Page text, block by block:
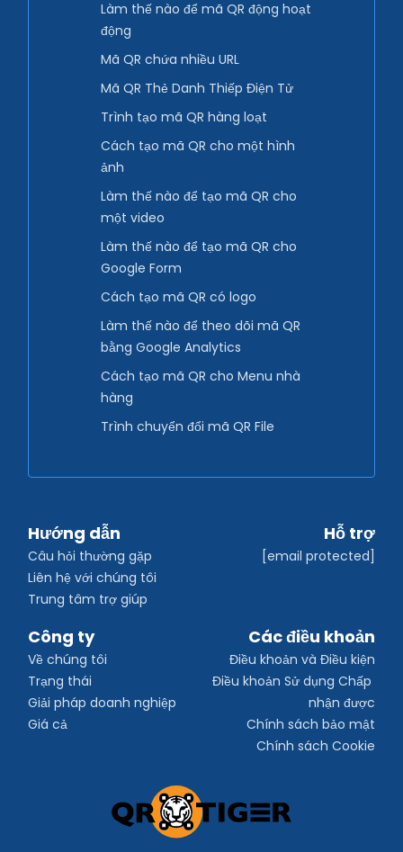
Làm thế nào để mã QR động hoạt
động
Mã QR chứa nhiều URL
Mã QR Thẻ Danh Thiếp Điện Tử
Trình tạo mã QR hàng loạt
Cách tạo mã QR cho một hình
ảnh
Làm thế nào để tạo mã QR cho
một video
Làm thế nào để tạo mã QR cho
Google Form
Cách tạo mã QR có logo
Làm thế nào để theo dõi mã QR
bằng Google Analytics
Cách tạo mã QR cho Menu nhà
hàng
Trình chuyển đổi mã QR File
Hướng dẫn
Câu hỏi thường gặp
Liên hệ với chúng tôi
Trung tâm trợ giúp
Hỗ trợ
[email protected]
Công ty
Về chúng tôi
Trạng thái
Giải pháp doanh nghiệp
Giá cả
Các điều khoản
Điều khoản và Điều kiện
Điều khoản Sử dụng Chấp
nhận được
Chính sách bảo mật
Chính sách Cookie